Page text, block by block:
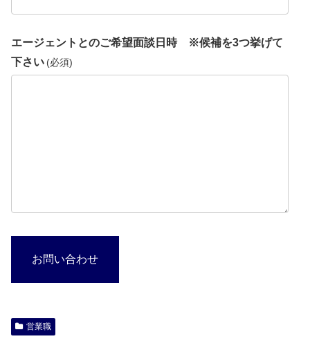
エージェントとのご希望面談日時 ※候補を3つ挙げて
下さい (必須)
お問い合わせ
営業職